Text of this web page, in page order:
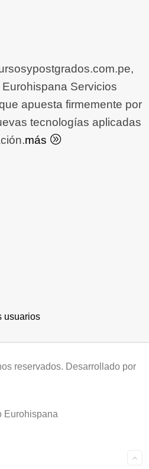
Servicios
apuesta firmemente por
tecnologías aplicadas
más
usuarios
reservados. Desarrollado por
Eurohispana